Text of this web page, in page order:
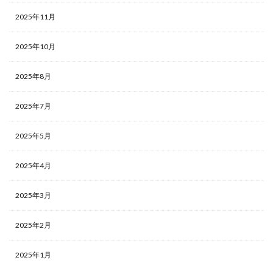
2025年11月
2025年10月
2025年8月
2025年7月
2025年5月
2025年4月
2025年3月
2025年2月
2025年1月